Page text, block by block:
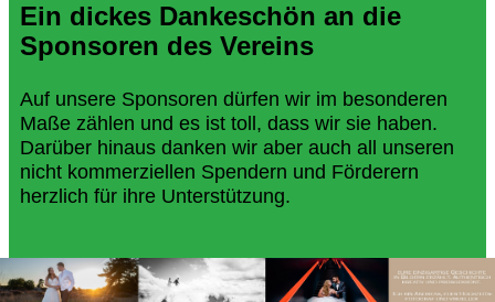
Ein dickes Dankeschön an die
Sponsoren des Vereins
Auf unsere Sponsoren dürfen wir im besonderen
Maße zählen und es ist toll, dass wir sie haben.
Darüber hinaus danken wir aber auch all unseren
nicht kommerziellen Spendern und Förderern
herzlich für ihre Unterstützung.